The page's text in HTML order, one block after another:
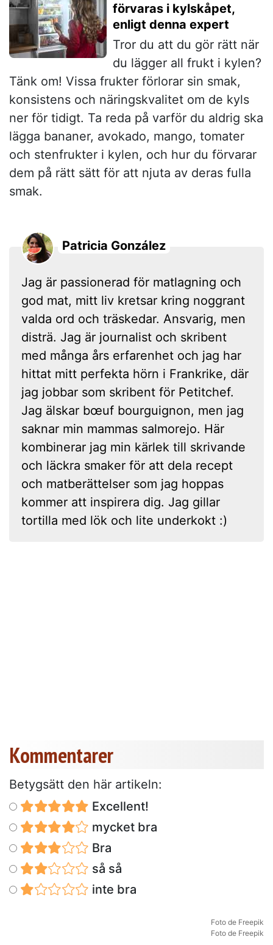
förvaras i kylskåpet,
enligt denna expert
Tror du att du gör rätt när
du lägger all frukt i kylen?
Tänk om! Vissa frukter förlorar sin smak,
konsistens och näringskvalitet om de kyls
ner för tidigt. Ta reda på varför du aldrig ska
lägga bananer, avokado, mango, tomater
och stenfrukter i kylen, och hur du förvarar
dem på rätt sätt för att njuta av deras fulla
smak.
Patricia González
Jag är passionerad för matlagning och
god mat, mitt liv kretsar kring noggrant
valda ord och träskedar. Ansvarig, men
disträ. Jag är journalist och skribent
med många års erfarenhet och jag har
hittat mitt perfekta hörn i Frankrike, där
jag jobbar som skribent för Petitchef.
Jag älskar bœuf bourguignon, men jag
saknar min mammas salmorejo. Här
kombinerar jag min kärlek till skrivande
och läckra smaker för att dela recept
och matberättelser som jag hoppas
kommer att inspirera dig. Jag gillar
tortilla med lök och lite underkokt :)
Kommentarer
Betygsätt den här artikeln:
Excellent!
mycket bra
Bra
så så
inte bra
Foto de Freepik
Foto de Freepik